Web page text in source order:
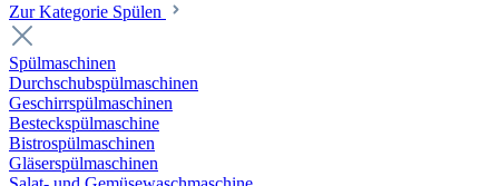
Zur Kategorie Spülen
Spülmaschinen
Durchschubspülmaschinen
Geschirrspülmaschinen
Besteckspülmaschine
Bistrospülmaschinen
Gläserspülmaschinen